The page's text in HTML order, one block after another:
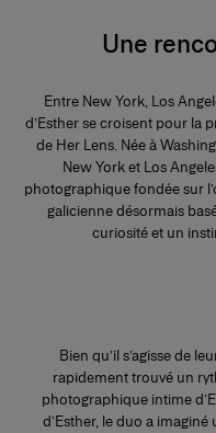
Une
Entre New York, Los
d’Esther se croisent pour la
de Her Lens. Née à
New York et Los
photographique fondée sur
galicienne désormais
curiosité et un
Bien qu’il s’agisse de
rapidement trouvé un
photographique intime
d’Esther, le duo a